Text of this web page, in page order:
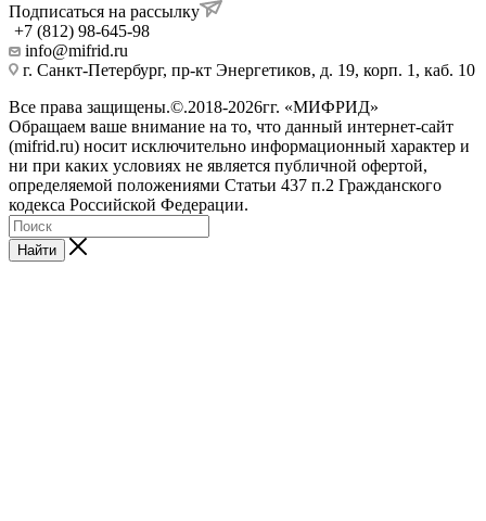
Подписаться на рассылку
+7 (812) 98-645-98
info@mifrid.ru
г. Санкт-Петербург, пр-кт Энергетиков, д. 19, корп. 1, каб. 10
Все права защищены.©.2018-2026гг. «МИФРИД»
Обращаем ваше внимание на то, что данный интернет-сайт
(mifrid.ru) носит исключительно информационный характер и
ни при каких условиях не является публичной офертой,
определяемой положениями Статьи 437 п.2 Гражданского
кодекса Российской Федерации.
Найти